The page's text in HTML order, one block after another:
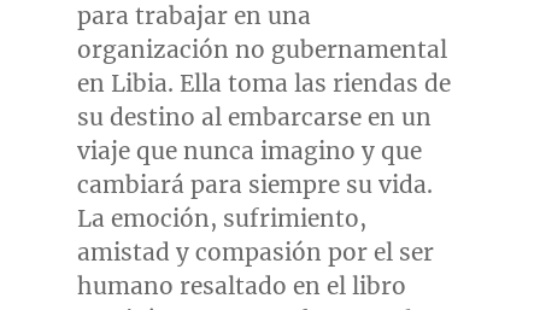
para trabajar en una
organización no gubernamental
en Libia. Ella toma las riendas de
su destino al embarcarse en un
viaje que nunca imagino y que
cambiará para siempre su vida.
La emoción, sufrimiento,
amistad y compasión por el ser
humano resaltado en el libro